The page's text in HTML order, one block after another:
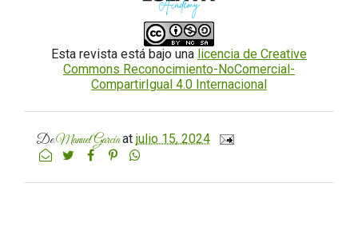
Esta revista está bajo una licencia de Creative
Commons Reconocimiento-NoComercial-
CompartirIgual 4.0 Internacional
DeManuel Garcíaat julio 15, 2024